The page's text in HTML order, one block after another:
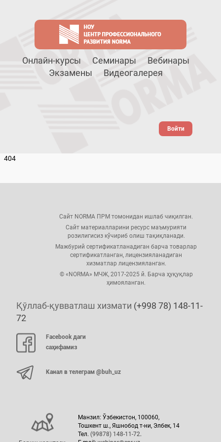
Онлайн-курсы Семинары
Вебинары
Экзамены
Видеогалерея
Войти
404
Сайт NORMA ПРМ томонидан ишлаб чиқилган.
Сайт материалларини ресурс маъмурияти
розилигисиз кўчириб олиш тақиқланади.
Мажбурий сертификатланадиган барча товарлар
сертификатланган, лицензияланадиган
хизматлар лицензияланган.
© «NORMA» МЧЖ, 2017-2025 й. Барча ҳуқуқлар
ҳимояланган.
Қўллаб-қувватлаш хизмати (+998 78) 148-11-
72
Facebook даги
саҳифамиз
Канал в телеграм @buh_uz
Манзил: Ўзбекистон, 100060,
Тошкент ш., Яшнобод т-ни, Элбек, 14
Тел. (99878) 148-11-72.